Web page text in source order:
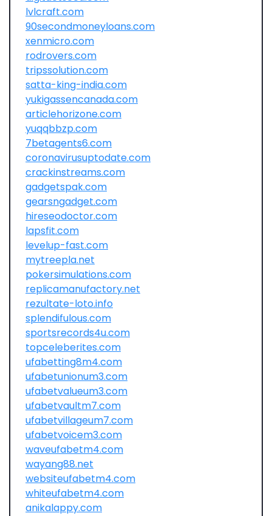
lvlcraft.com
90secondmoneyloans.com
xenmicro.com
rodrovers.com
tripssolution.com
satta-king-india.com
yukigassencanada.com
articlehorizone.com
yuqqbbzp.com
7betagents6.com
coronavirusuptodate.com
crackinstreams.com
gadgetspak.com
gearsngadget.com
hireseodoctor.com
lapsfit.com
levelup-fast.com
mytreepla.net
pokersimulations.com
replicamanufactory.net
rezultate-loto.info
splendifulous.com
sportsrecords4u.com
topceleberites.com
ufabetting8m4.com
ufabetunionum3.com
ufabetvalueum3.com
ufabetvaultm7.com
ufabetvillageum7.com
ufabetvoicem3.com
waveufabetm4.com
wayang88.net
websiteufabetm4.com
whiteufabetm4.com
anikalappy.com